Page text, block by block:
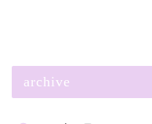
archive